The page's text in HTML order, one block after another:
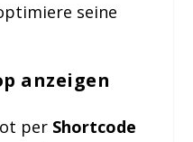
seine
anzeigen
per Shortcode